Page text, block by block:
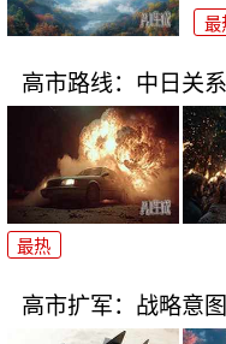
最
高市路线：中日关
最热
高市扩军：战略意